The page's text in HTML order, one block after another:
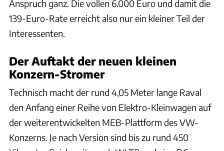
Anspruch ganz. Die vollen 6.000 Euro und damit die
139-Euro-Rate erreicht also nur ein kleiner Teil der
Interessenten.
Der Auftakt der neuen kleinen
Konzern-Stromer
Technisch macht der rund 4,05 Meter lange Raval
den Anfang einer Reihe von Elektro-Kleinwagen auf
der weiterentwickelten MEB-Plattform des VW-
Konzerns. Je nach Version sind bis zu rund 450